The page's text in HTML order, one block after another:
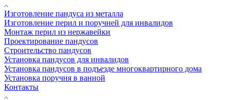
Изготовление пандуса из металла
Изготовление перил и поручней для инвалидов
Монтаж перил из нержавейки
Проектирование пандусов
Строительство пандусов
Установка пандусов для инвалидов
Установка пандусов в подъезде многоквартирного дома
Установка поручня в ванной
Контакты